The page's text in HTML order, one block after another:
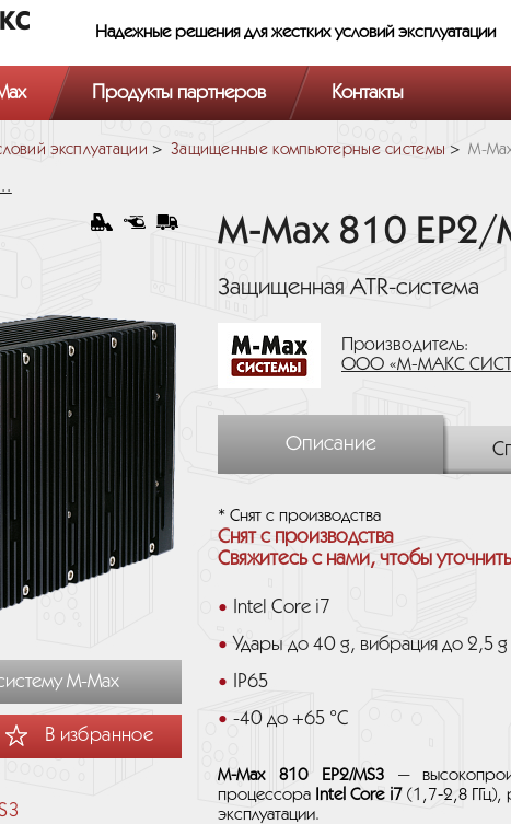
Надежные решения для жестких условий эксплуатации
Продукты партнеров Контакты
эксплуатации Защищенные компьютерные системы M-
систему М-Мах
В избранное
M-Max 810 EP2/
Защищенная ATR-система
Производитель:
ООО «М-МАКС
Описание
* Снят с производства
Снят с производства
Свяжитесь с нами, чтобы
Intel Core i7
Удары до 40 g, вибрация до 2,5 g
IP65
-40 до +65 °C
M-Max 810 EP2/MS3 —
процессора Intel Core i7 (1,7-2,8 ГГц),
эксплуатации.